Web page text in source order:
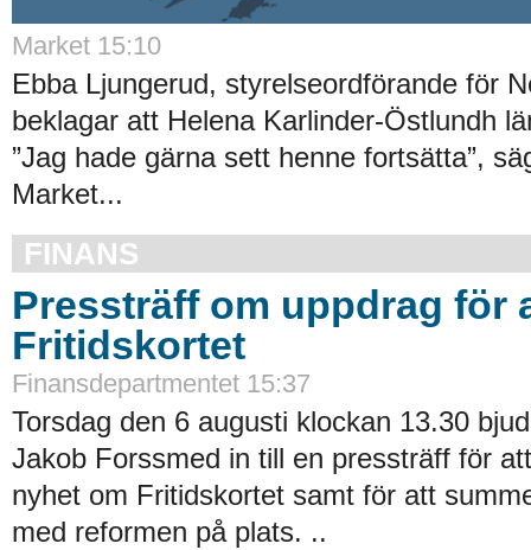
Market 15:10
Ebba Ljungerud, styrelseordförande för
beklagar att Helena Karlinder-Östlundh
”Jag hade gärna sett henne fortsätta”,
Market...
FINANS
Pressträff om uppdrag för
Fritidskortet
Finansdepartmentet 15:37
Torsdag den 6 augusti klockan 13.30
Jakob Forssmed in till en pressträff för
nyhet om Fritidskortet samt för att
med reformen på plats. ..